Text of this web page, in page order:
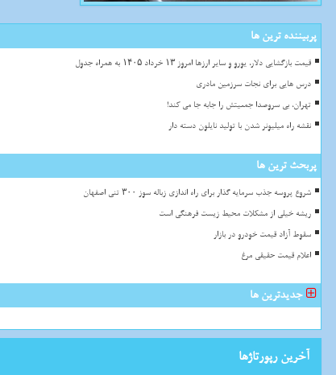
پربیننده ترین ها
قیمت بازگشایی دلار، یورو و سایر ارزها امروز ۱۳ خرداد ۱۴۰۵ به همراه جدول
درس هایی برای نجات سرزمین مادری
تهران، بی سروصدا جمعیتش را جابه جا می کند!
نقشه راه میلیونر شدن با تولید نایلون دسته دار
پربحث ترین ها
شروع پروسه جذب سرمایه گذار برای راه اندازی زباله سوز ۳۰۰ تنی اصفهان
ریشه خیلی از مشکلات محیط زیست فرهنگی است
سقوط آزاد قیمت خودرو در بازار
اعلام قیمت حقیقی مرغ
جدیدترین ها
آخرین رپورتاژها